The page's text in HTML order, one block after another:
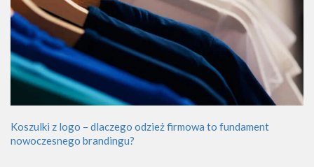
Koszulki z logo – dlaczego odzież firmowa to fundament
nowoczesnego brandingu?